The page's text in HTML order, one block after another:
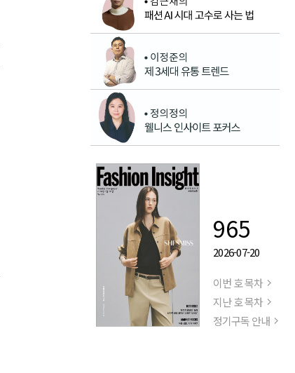
965
2026-07-20
이번 호 목차
지난 호 목차
정기구독 안내